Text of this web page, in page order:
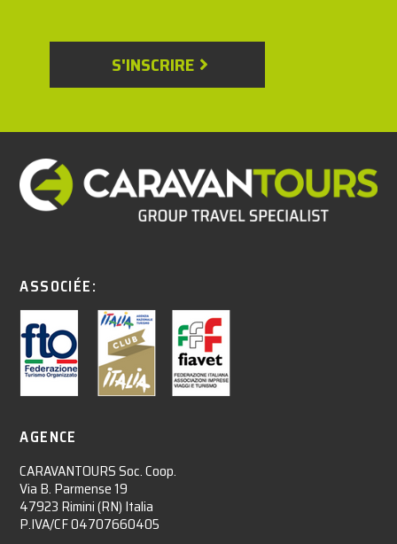
S'INSCRIRE
ASSOCIÉE:
AGENCE
CARAVANTOURS Soc. Coop.
Via B. Parmense 19
47923 Rimini (RN) Italia
P.IVA/CF 04707660405